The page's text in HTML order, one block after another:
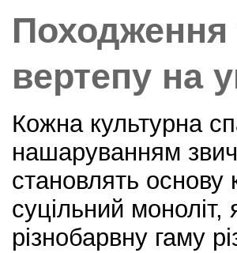
вертепу на
Кожна культурна
нашаруванням
становлять
суцільний
різнобарвну гаму